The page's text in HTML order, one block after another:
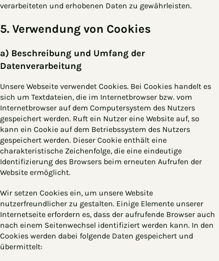
verarbeiteten und erhobenen Daten zu gewährleisten.
5. Verwendung von Cookies
a) Beschreibung und Umfang der
Datenverarbeitung
Unsere Webseite verwendet Cookies. Bei Cookies handelt es
sich um Textdateien, die im Internetbrowser bzw. vom
Internetbrowser auf dem Computersystem des Nutzers
gespeichert werden. Ruft ein Nutzer eine Website auf, so
kann ein Cookie auf dem Betriebssystem des Nutzers
gespeichert werden. Dieser Cookie enthält eine
charakteristische Zeichenfolge, die eine eindeutige
Identifizierung des Browsers beim erneuten Aufrufen der
Website ermöglicht.
Wir setzen Cookies ein, um unsere Website
nutzerfreundlicher zu gestalten. Einige Elemente unserer
Internetseite erfordern es, dass der aufrufende Browser auch
nach einem Seitenwechsel identifiziert werden kann. In den
Cookies werden dabei folgende Daten gespeichert und
übermittelt: